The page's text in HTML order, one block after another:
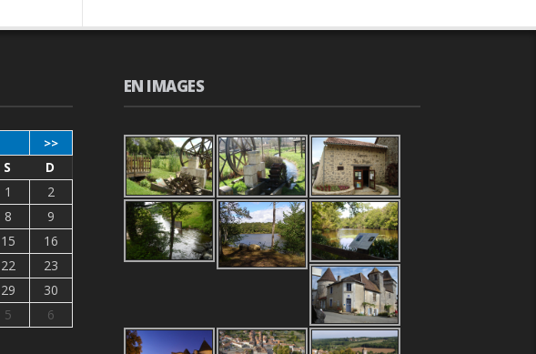
>>
S
D
1
2
8
9
15
16
22
23
29
30
5 6
EN IMAGES